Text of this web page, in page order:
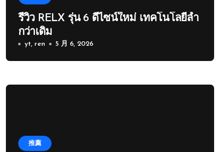
รีวิว RELX รุ่น 6 ดีไซน์ใหม่ เทคโนโลยีล้ำ
กว่าเดิม
yt, ren 5 月 6, 2026
推薦